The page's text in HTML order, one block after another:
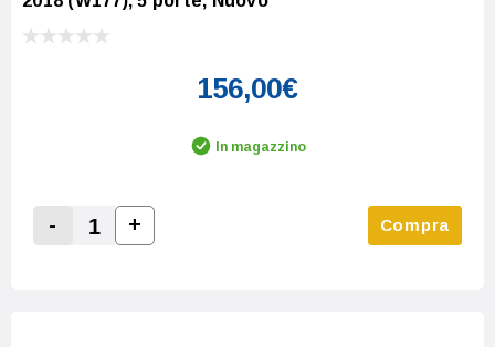
156,00€
In magazzino
Decrease Quantity:
-
Increase Quantity:
+ Compra